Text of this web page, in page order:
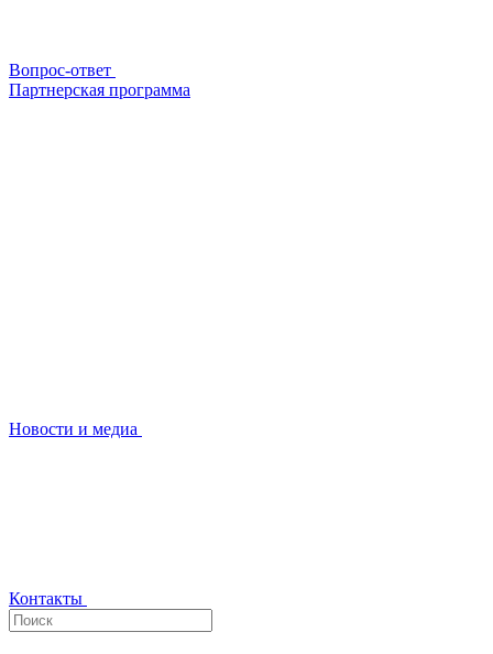
Вопрос-ответ
Партнерская программа
Новости и медиа
Контакты